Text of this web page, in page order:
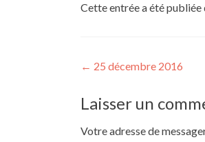
Cette entrée a été publiée
Navigation
← 25 décembre 2016
Laisser un
Votre adresse de